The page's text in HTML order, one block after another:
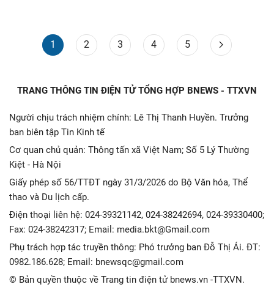
1 2 3 4 5
TRANG THÔNG TIN ĐIỆN TỬ TỔNG HỢP BNEWS - TTXVN
Người chịu trách nhiệm chính: Lê Thị Thanh Huyền. Trưởng
ban biên tập Tin Kinh tế
Cơ quan chủ quản: Thông tấn xã Việt Nam; Số 5 Lý Thường
Kiệt - Hà Nội
Giấy phép số 56/TTĐT ngày 31/3/2026 do Bộ Văn hóa, Thể
thao và Du lịch cấp.
Điện thoại liên hệ: 024-39321142, 024-38242694, 024-39330400;
Fax: 024-38242317; Email: media.bkt@Gmail.com
Phụ trách hợp tác truyền thông: Phó trưởng ban Đỗ Thị Ái. ĐT:
0982.186.628; Email: bnewsqc@gmail.com
© Bản quyền thuộc về Trang tin điện tử bnews.vn -TTXVN.